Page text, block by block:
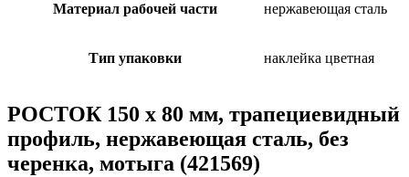
Материал рабочей части нержавеющая сталь
Тип упаковки наклейка цветная
РОСТОК 150 х 80 мм, трапециевидный
профиль, нержавеющая сталь, без
черенка, мотыга (421569)